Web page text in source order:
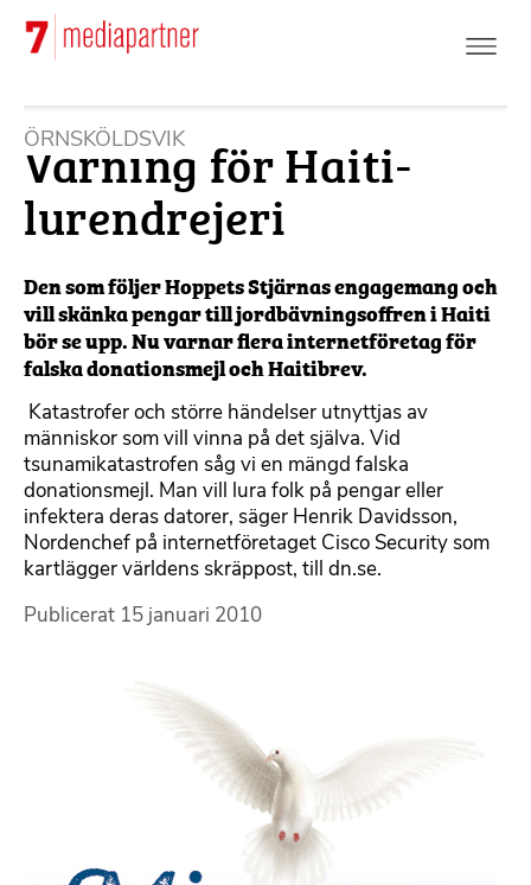
Hoppa
huvudinnehåll
ÖRNSKÖLDSVIK
Varning för Haiti-
lurendrejeri
Den som följer Hoppets Stjärnas engagemang och
vill skänka pengar till jordbävningsoffren i Haiti
bör se upp. Nu varnar flera internetföretag för
falska donationsmejl och Haitibrev.
 Katastrofer och större händelser utnyttjas av
människor som vill vinna på det själva. Vid
tsunamikatastrofen såg vi en mängd falska
donationsmejl. Man vill lura folk på pengar eller
infektera deras datorer, säger Henrik Davidsson,
Nordenchef på internetföretaget Cisco Security som
kartlägger världens skräppost, till dn.se.
Publicerat 15 januari 2010